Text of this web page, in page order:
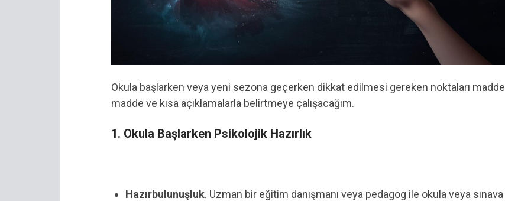
Okula başlarken veya yeni sezona geçerken dikkat edilmesi gereken noktaları madde
madde ve kısa açıklamalarla belirtmeye çalışacağım.
1. Okula Başlarken Psikolojik Hazırlık
Hazırbulunuşluk. Uzman bir eğitim danışmanı veya pedagog ile okula veya sınava